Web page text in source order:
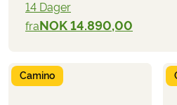
14 Dager
fraNOK 14.890,00
Camino